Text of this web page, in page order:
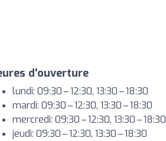
d'ouverture
lundi: 09:30 – 12:30, 13:30 – 18:30
mardi: 09:30 – 12:30, 13:30 – 18:30
mercredi: 09:30 – 12:30, 13:30 – 18:30
jeudi: 09:30 – 12:30, 13:30 – 18:30